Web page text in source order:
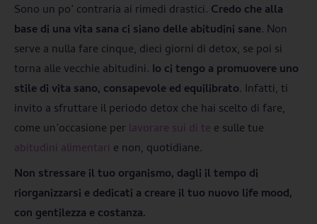
Sono un po’ contraria ai rimedi drastici. Credo che alla
base di una vita sana ci siano delle abitudini sane. Non
serve a nulla fare cinque, dieci giorni di detox, se poi si
torna alle vecchie abitudini. Io ci tengo a promuovere uno
stile di vita sano, consapevole ed equilibrato. Infatti, ti
invito a sfruttare il periodo detox che hai scelto di fare,
come un’occasione per lavorare sui di te e sulle tue
abitudini alimentari e non, quotidiane.
Non stressare il tuo organismo, dagli il tempo di
riorganizzarsi e dedicati a creare il tuo nuovo life mood,
con gentilezza e costanza.